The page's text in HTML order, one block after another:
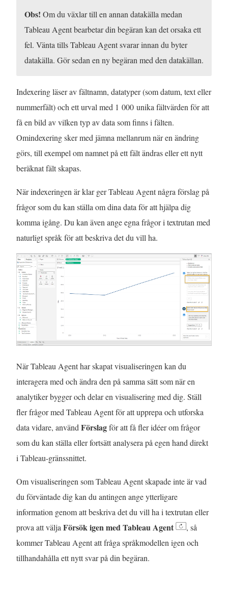
Obs! Om du växlar till en annan datakälla medan
Tableau Agent bearbetar din begäran kan det orsaka ett
fel. Vänta tills Tableau Agent svarar innan du byter
datakälla. Gör sedan en ny begäran med den datakällan.
Indexering läser av fältnamn, datatyper (som datum, text eller
nummerfält) och ett urval med 1 000 unika fältvärden för att
få en bild av vilken typ av data som finns i fälten.
Omindexering sker med jämna mellanrum när en ändring
görs, till exempel om namnet på ett fält ändras eller ett nytt
beräknat fält skapas.
När indexeringen är klar ger Tableau Agent några förslag på
frågor som du kan ställa om dina data för att hjälpa dig
komma igång. Du kan även ange egna frågor i textrutan med
naturligt språk för att beskriva det du vill ha.
När Tableau Agent har skapat visualiseringen kan du
interagera med och ändra den på samma sätt som när en
analytiker bygger och delar en visualisering med dig. Ställ
fler frågor med Tableau Agent för att upprepa och utforska
data vidare, använd Förslagför att få fler idéer om frågor
som du kan ställa eller fortsätt analysera på egen hand direkt
i Tableau-gränssnittet.
Om visualiseringen som Tableau Agent skapade inte är vad
du förväntade dig kan du antingen ange ytterligare
information genom att beskriva det du vill ha i textrutan eller
prova att välja Försök igen med Tableau Agent
, så
kommer Tableau Agent att fråga språkmodellen igen och
tillhandahålla ett nytt svar på din begäran.